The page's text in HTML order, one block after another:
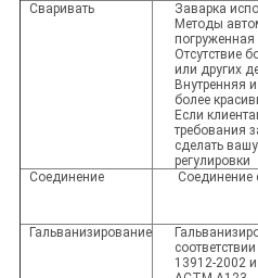
Сваривать
Заварка
Методы
Отсутствие
или других
Внутренняя
более
Если
требования
сделать
регулировки
Соединение
Соединение
Гальванизирование
13912-2002